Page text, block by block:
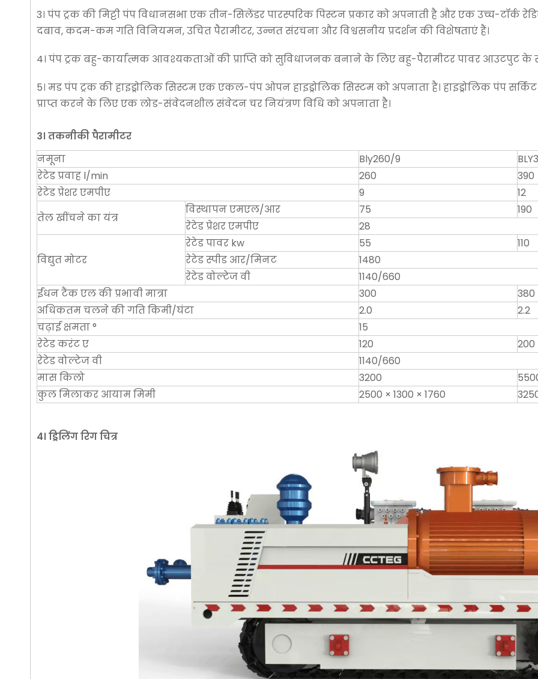
3। पंप ट्रक की मिट्टी पंप विधानसभा एक तीन-सिलेंडर पारस्परिक पिस्टन प्रकार को अपनाती है और एक उच्च-टॉर्क
दबाव, कदम-कम गति विनियमन, उचित पैरामीटर, उन्नत संरचना और विश्वसनीय प्रदर्शन की विशेषताएं हैं।
4। पंप ट्रक बहु-कार्यात्मक आवश्यकताओं की प्राप्ति को सुविधाजनक बनाने के लिए बहु-पैरामीटर पावर आउटपुट के
5। मड पंप ट्रक की हाइड्रोलिक सिस्टम एक एकल-पंप ओपन हाइड्रोलिक सिस्टम को अपनाता है। हाइड्रोलिक पंप
प्राप्त करने के लिए एक लोड-संवेदनशील संवेदन चर नियंत्रण विधि को अपनाता है।
3। तकनीकी पैरामीटर
नमूना
Bly260/9
रेटेड प्रवाह l/min
260 390
रेटेड प्रेशर एमपीए
9 12
तेल खींचने का यंत्र
विस्थापन एमएल/आर 75
190
रेटेड प्रेशर एमपीए
28
विद्युत मोटर
रेटेड पावर kw 55 110
रेटेड स्पीड आर/मिनट
1480
रेटेड वोल्टेज वी
1140/660
ईंधन टैंक एल की प्रभावी मात्रा
300
380
अधिकतम चलने की गति किमी/घंटा
2.0 2.2
चढ़ाई क्षमता °
15
रेटेड करंट ए
120
200
रेटेड वोल्टेज वी
1140/660
मास किलो
3200
कुल मिलाकर आयाम मिमी
2500 × 1300 × 1760
4। ड्रिलिंग रिग चित्र